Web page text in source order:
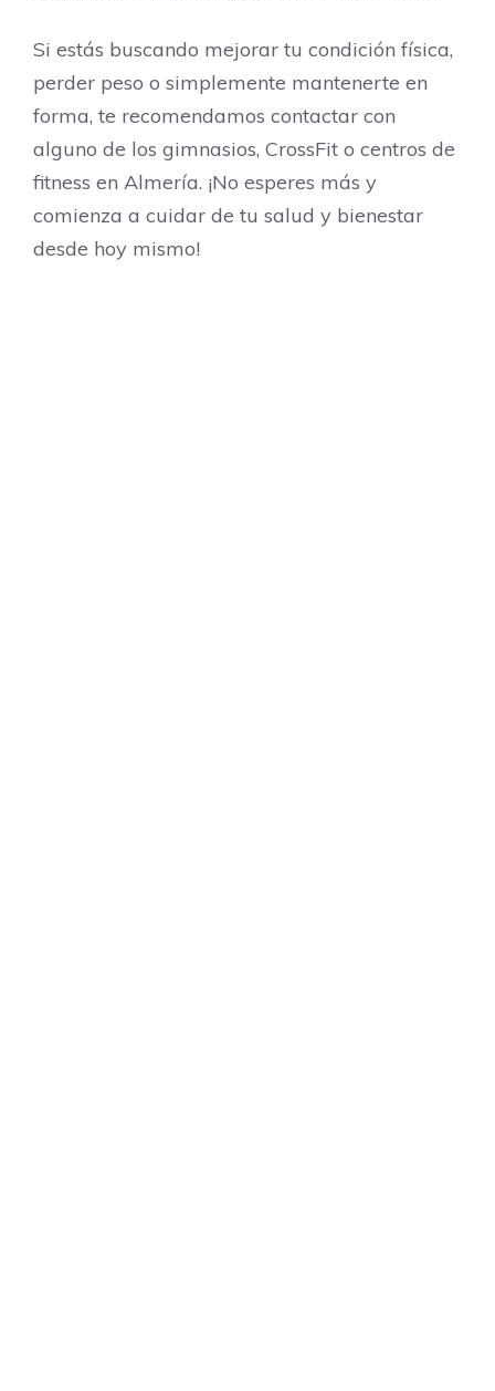
Si estás buscando mejorar tu condición física,
perder peso o simplemente mantenerte en
forma, te recomendamos contactar con
alguno de los gimnasios, CrossFit o centros de
fitness en Almería. ¡No esperes más y
comienza a cuidar de tu salud y bienestar
desde hoy mismo!